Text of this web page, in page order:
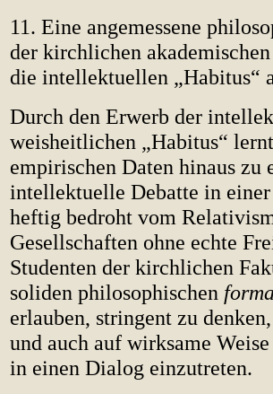
11. Eine angemessene
der kirchlichen
die intellektuellen „Habitus“
Durch den Erwerb der
weisheitlichen „Habitus“
empirischen Daten hinaus zu
intellektuelle Debatte in
heftig bedroht vom
Gesellschaften ohne echte
Studenten der kirchlichen
soliden philosophischen
erlauben, stringent zu
und auch auf wirksame
in einen Dialog einzutreten.